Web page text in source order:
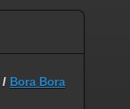
/ Bora Bora